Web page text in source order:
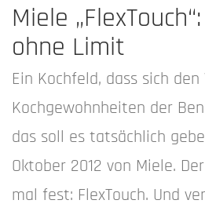
Miele
ohne Limit
Ein Kochfeld, dass sich
Kochgewohnheiten der
das soll es tatsächlich
Oktober 2012 von Miele.
mal fest: FlexTouch. Und